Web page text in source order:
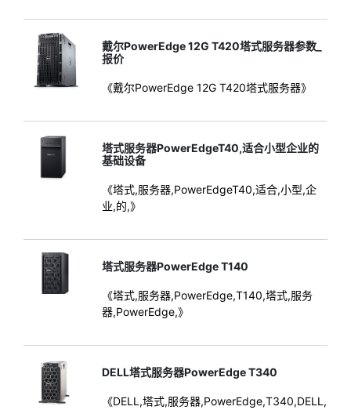
戴尔PowerEdge 12G T420塔式服务器参数_
报价
《戴尔PowerEdge 12G T420塔式服务器》
塔式服务器PowerEdgeT40,适合小型企业的
基础设备
《塔式,服务器,PowerEdgeT40,适合,小型,企
业,的,》
塔式服务器PowerEdge T140
《塔式,服务器,PowerEdge,T140,塔式,服务
器,PowerEdge,》
DELL塔式服务器PowerEdge T340
《DELL,塔式,服务器,PowerEdge,T340,DELL,